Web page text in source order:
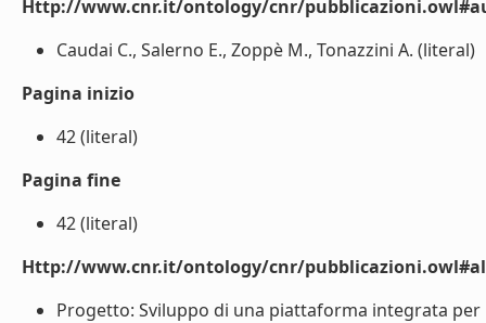
Http://www.cnr.it/ontology/cnr/
Caudai C., Salerno E., Zoppè M., Tonazzini A. (literal)
Pagina inizio
42 (literal)
Pagina fine
42 (literal)
Http://www.cnr.it/ontology/cnr/
Progetto: Sviluppo di una piattaforma integrata